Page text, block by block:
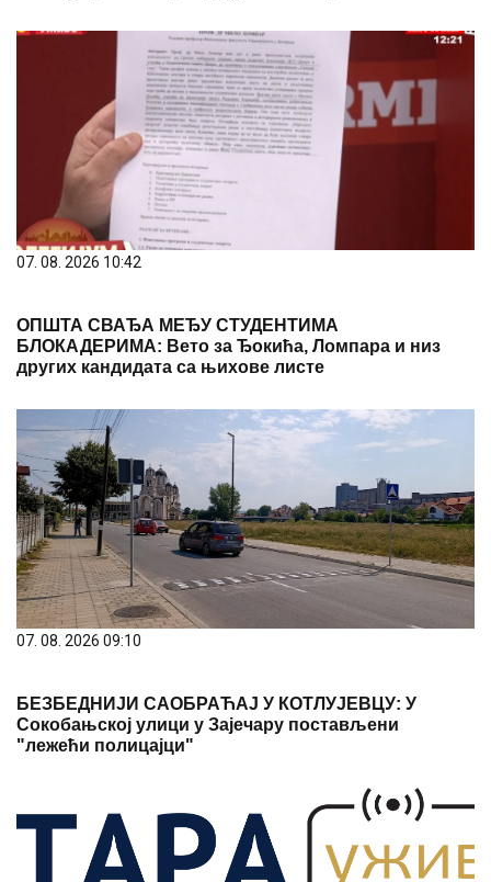
07. 08. 2026 10:42
ОПШТА СВАЂА МЕЂУ СТУДЕНТИМА
БЛОКАДЕРИМА: Вето за Ђокића, Ломпара и низ
других кандидата са њихове листе
07. 08. 2026 09:10
БЕЗБЕДНИЈИ САОБРАЋАЈ У КОТЛУЈЕВЦУ: У
Сокобањској улици у Зајечару постављени
"лежећи полицајци"